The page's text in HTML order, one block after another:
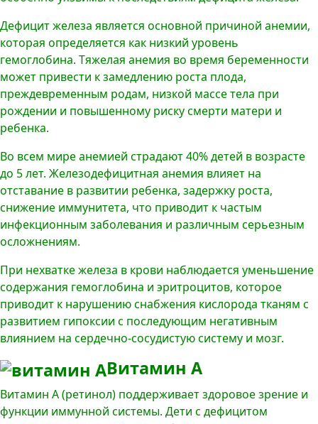
Дефицит железа является основной причиной анемии,
которая определяется как низкий уровень
гемоглобина. Тяжелая анемия во время беременности
может привести к замедлению роста плода,
преждевременным родам, низкой массе тела при
рождении и повышенному риску смерти матери и
ребенка.
Во всем мире анемией страдают 40% детей в возрасте
до 5 лет. Железодефицитная анемия влияет на
отставание в развитии ребенка, задержку роста,
снижение иммунитета, что приводит к частым
инфекционным заболевания и различным серьезным
осложнениям.
При нехватке железа в крови наблюдается уменьшение
содержания гемоглобина и эритроцитов, которое
приводит к нарушению снабжения кислорода тканям с
развитием гипоксии с последующим негативным
влиянием на сердечно-сосудистую систему и мозг.
Витамин А
Витамин А (ретинол) поддерживает здоровое зрение и
функции иммунной системы. Дети с дефицитом